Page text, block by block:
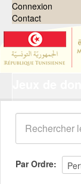
Connexion
Contact
Organisations
Groupes
Demandes 0
À propos
Par Ordre